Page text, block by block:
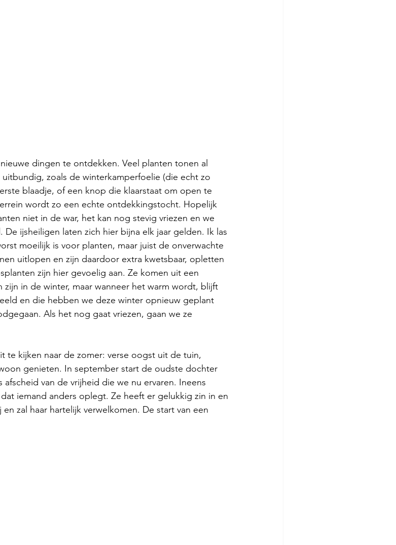
dingen te ontdekken. Veel planten tonen al
zoals de winterkamperfoelie (die echt zo
blaadje, of een knop die klaarstaat om open te
wordt zo een echte ontdekkingstocht. Hopelijk
niet in de war, het kan nog stevig vriezen en we
ijsheiligen laten zich hier bijna elk jaar gelden. Ik las
moeilijk is voor planten, maar juist de onverwachte
uitlopen en zijn daardoor extra kwetsbaar, opletten
zijn hier gevoelig aan. Ze komen uit een
zijn in de winter, maar wanneer het warm wordt, blijft
en die hebben we deze winter opnieuw geplant
Als het nog gaat vriezen, gaan we ze
te kijken naar de zomer: verse oogst uit de tuin,
genieten. In september start de oudste dochter
van de vrijheid die we nu ervaren. Ineens
iemand anders oplegt. Ze heeft er gelukkig zin in en
zal haar hartelijk verwelkomen. De start van een